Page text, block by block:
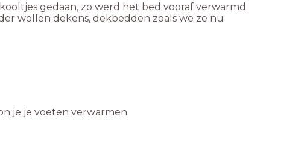
gedaan, zo werd het bed vooraf verwarmd.
wollen dekens, dekbedden zoals we ze nu
je je voeten verwarmen.